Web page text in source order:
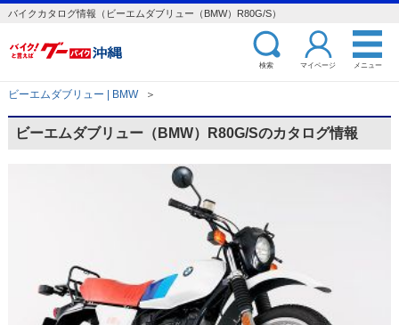
バイクカタログ情報（ビーエムダブリュー（BMW）R80G/S）
検索 マイページ メニュー
ビーエムダブリュー | BMW ＞
ビーエムダブリュー（BMW）R80G/Sのカタログ情報